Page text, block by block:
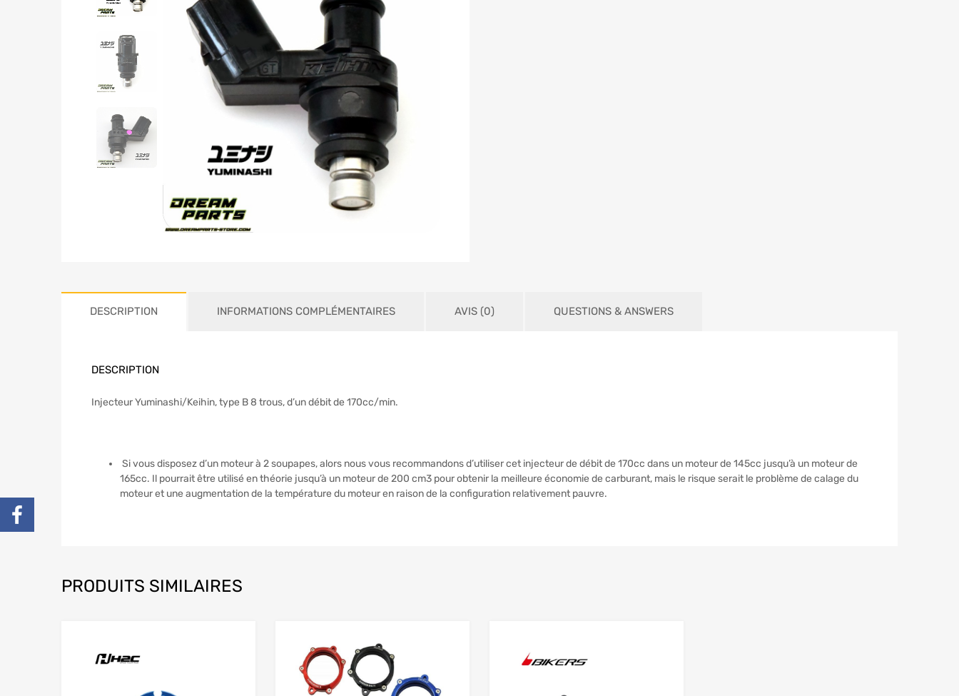
DESCRIPTION INFORMATIONS COMPLÉMENTAIRES AVIS (0) QUESTIONS & ANSWERS
DESCRIPTION
Injecteur Yuminashi/Keihin, type B 8 trous, d’un débit de 170cc/min.
Si vous disposez d’un moteur à 2 soupapes, alors nous vous recommandons d’utiliser cet injecteur de débit de 170cc dans un moteur de 145cc jusqu’à un moteur de
165cc. Il pourrait être utilisé en théorie jusqu’à un moteur de 200 cm3 pour obtenir la meilleure économie de carburant, mais le risque serait le problème de calage du
moteur et une augmentation de la température du moteur en raison de la configuration relativement pauvre.
PRODUITS SIMILAIRES
Add to Wishlist
Add to Compare